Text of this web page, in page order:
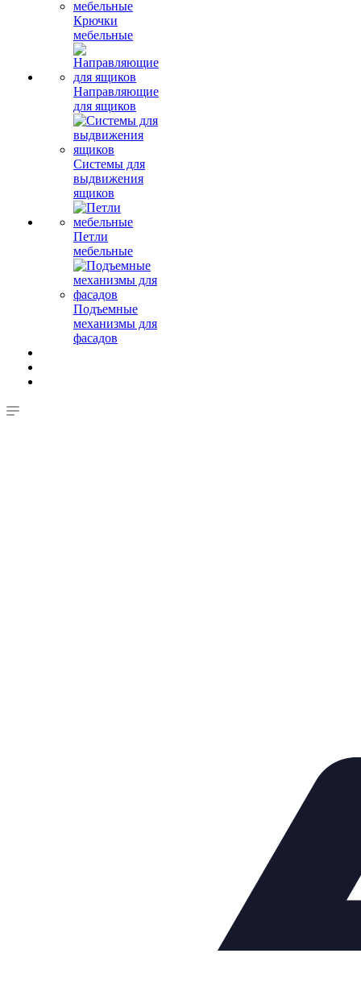
Крючки
мебельные
Направляющие
для ящиков
Системы для
выдвижения
ящиков
Петли
мебельные
Подъемные
механизмы для
фасадов